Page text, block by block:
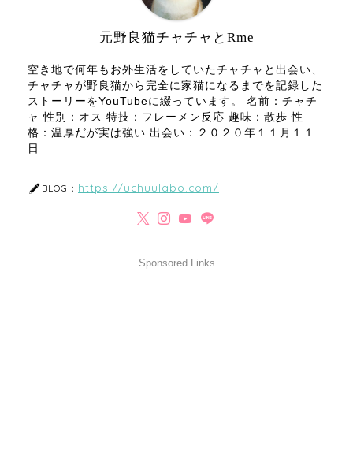
元野良猫チャチャとRme
空き地で何年もお外生活をしていたチャチャと出会い、
チャチャが野良猫から完全に家猫になるまでを記録した
ストーリーをYouTubeに綴っています。 名前：チャチ
ャ 性別：オス 特技：フレーメン反応 趣味：散歩 性
格：温厚だが実は強い 出会い：２０２０年１１月１１
日
BLOG： https://uchuulabo.com/
Sponsored Links